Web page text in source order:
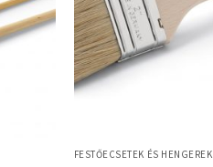
FESTŐECSETEK ÉS HENGEREK